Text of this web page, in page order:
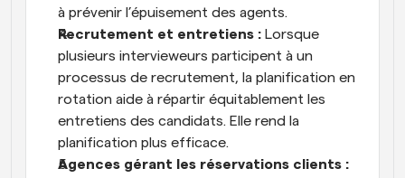
à prévenir l’épuisement des agents.
Recrutement et entretiens : Lorsque
plusieurs intervieweurs participent à un
processus de recrutement, la planification en
rotation aide à répartir équitablement les
entretiens des candidats. Elle rend la
planification plus efficace.
Agences gérant les réservations clients :